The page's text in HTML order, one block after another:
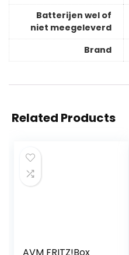
Batterijen wel of
niet meegeleverd
Brand
Related Products